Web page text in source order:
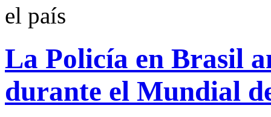
el país
La Policía en Brasil
durante el Mundial